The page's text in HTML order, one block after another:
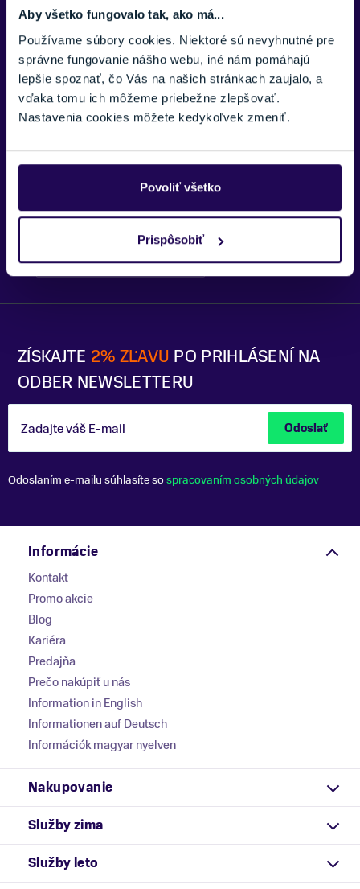
Aby všetko fungovalo tak, ako má...
Používame súbory cookies. Niektoré sú nevyhnutné pre
správne fungovanie nášho webu, iné nám pomáhajú
lepšie spoznať, čo Vás na našich stránkach zaujalo, a
vďaka tomu ich môžeme priebežne zlepšovať.
Nastavenia cookies môžete kedykoľvek zmeniť.
Povoliť všetko
Prispôsobiť
ZÍSKAJTE 2% ZĽAVU PO PRIHLÁSENÍ NA
ODBER NEWSLETTERU
Zadajte váš E-mail Odoslať
Odoslaním e-mailu súhlasíte sospracovaním osobných údajov
Bratislava - OC Tehelko
Trek Flagship Store Bratislava
Kubínska hoľa
Informácie
Kontakt
Promo akcie
Blog
Kariéra
Predajňa
Prečo nakúpiť u nás
Information in English
Informationen auf Deutsch
Információk magyar nyelven
Nakupovanie
Služby zima
Služby leto